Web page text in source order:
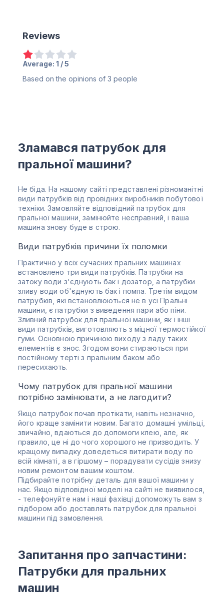
Reviews
Average: 1 / 5
Based on the opinions of 3 people
Зламався патрубок для
пральної машини?
Не біда. На нашому сайті представлені різноманітні
види патрубків від провідних виробників побутової
техніки. Замовляйте відповіднийпатрубок для
пральної машини , замінюйте несправний, і ваша
машина знову буде в строю.
Види патрубків причини їх поломки
Практично у всіх сучасних пральних машинах
встановлено три види патрубків. Патрубки на
затоку води з'єднують бак і дозатор, а патрубки
зливу води об'єднують бак і помпа. Третім видом
патрубків, які встановлюються не в усі Пральні
машини, є патрубки з виведення пари або піни.
Зливний патрубок для пральної машини , як і інші
види патрубків, виготовляють з міцної термостійкої
гуми. Основною причиною виходу з ладу таких
елементів є знос. Згодом вони стираються при
постійному терті з пральним баком або
пересихають.
Чому патрубок для пральної машини
потрібно замінювати, а не лагодити?
Якщо патрубок почав протікати, навіть незначно,
його краще замінити новим. Багато домашні умільці,
звичайно, вдаються до допомоги клею, але, як
правило, це ні до чого хорошого не призводить. У
кращому випадку доведеться витирати воду по
всій кімнаті, а в гіршому – порадувати сусідів знизу
новим ремонтом вашим коштом.
Підбирайте потрібну деталь для вашої машини у
нас. Якщо відповідної моделі на сайті не виявилося,
- телефонуйте нам і наші фахівці допоможуть вам з
підбором або доставлятьпатрубок для пральної
машини під замовлення.
Запитання про запчастини:
Патрубки для пральних
машин